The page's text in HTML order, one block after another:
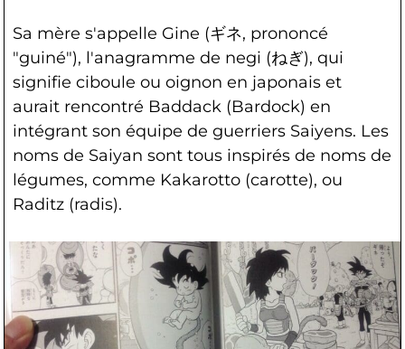
Sa mère s'appelle Gine (ギネ, prononcé
"guiné"), l'anagramme de negi (ねぎ), qui
signifie ciboule ou oignon en japonais et
aurait rencontré Baddack (Bardock) en
intégrant son équipe de guerriers Saiyens. Les
noms de Saiyan sont tous inspirés de noms de
légumes, comme Kakarotto (carotte), ou
Raditz (radis).